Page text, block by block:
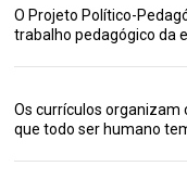
O Projeto Político-
trabalho pedagógico da
Os currículos organizam
que todo ser humano